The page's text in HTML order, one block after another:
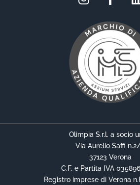
Olimpia S.r.l. a socio
Via Aurelio Saffi
37123 Verona
C.F. e Partita IVA
Registro imprese di Verona